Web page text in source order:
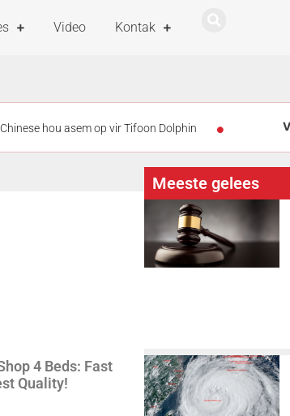
Video Kontak
Chinese hou asem op vir Tifoon Dolphin
4 Beds: Fast
Quality!
Meeste gelees